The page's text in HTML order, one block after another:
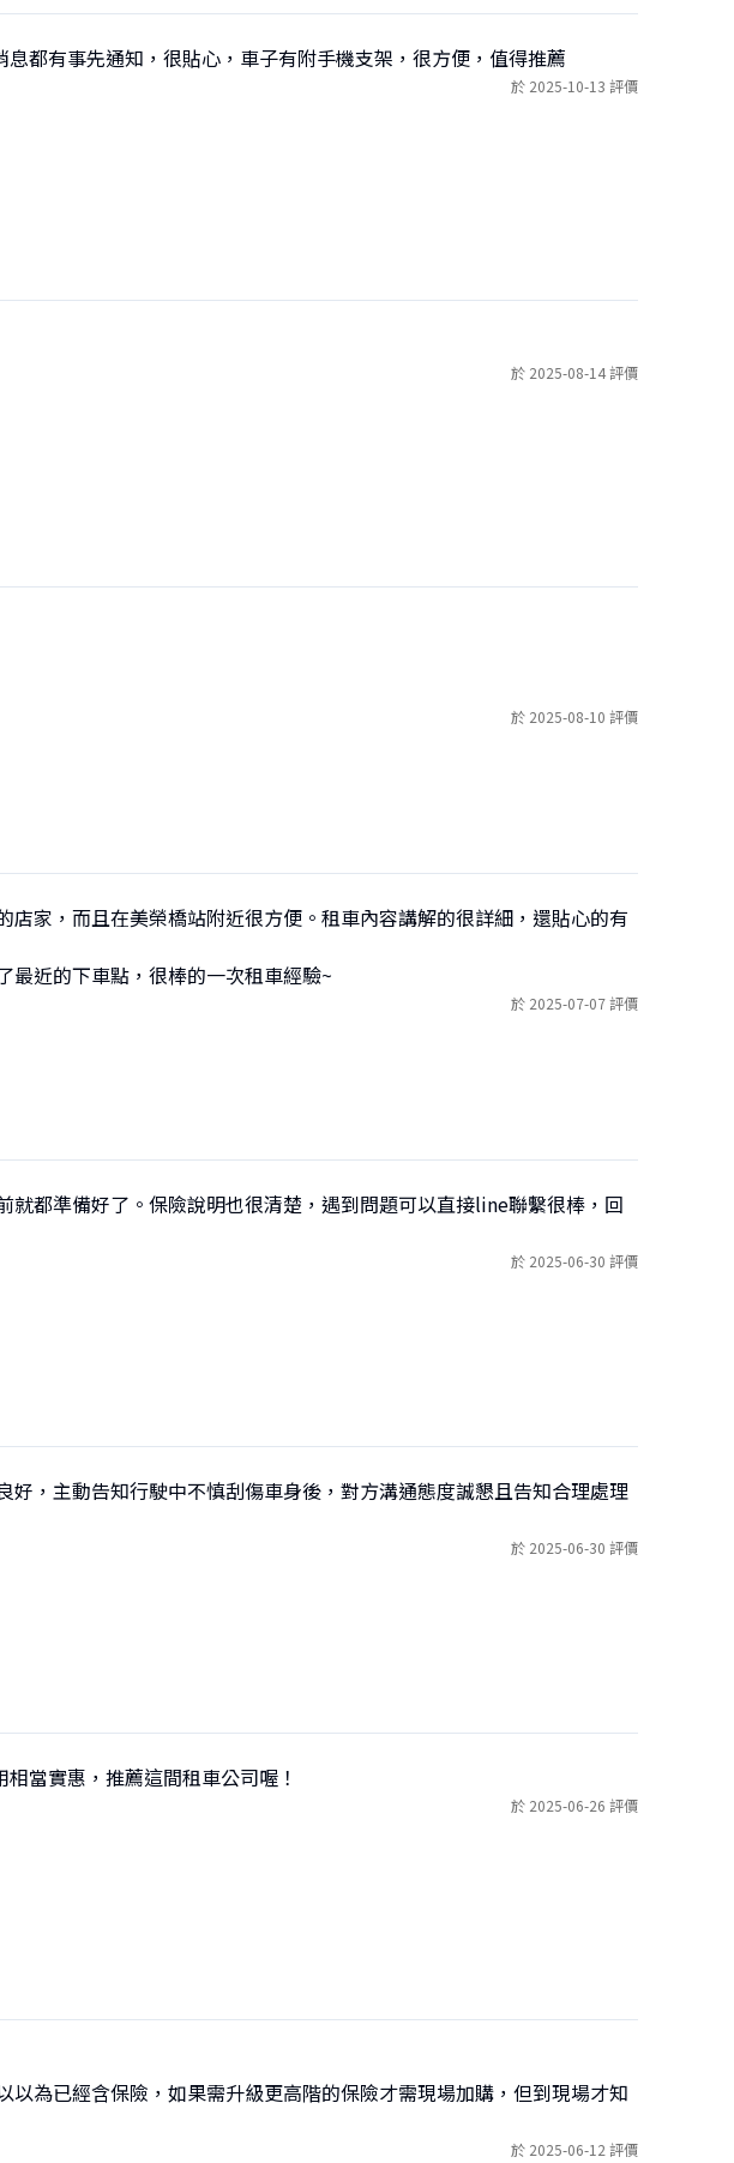
都有事先通知，很貼心，車子有附手機支架，很方便，值得推薦
於 2025-10-13 評價
於 2025-08-14 評價
於 2025-08-10 評價
家，而且在美榮橋站附近很方便。租車內容講解的很詳細，還貼心的有
最近的下車點，很棒的一次租車經驗~
於 2025-07-07 評價
都準備好了。保險說明也很清楚，遇到問題可以直接line聯繫很棒，回
於 2025-06-30 評價
，主動告知行駛中不慎刮傷車身後，對方溝通態度誠懇且告知合理處理
於 2025-06-30 評價
當實惠，推薦這間租車公司喔！
於 2025-06-26 評價
為已經含保險，如果需升級更高階的保險才需現場加購，但到現場才知
於 2025-06-12 評價